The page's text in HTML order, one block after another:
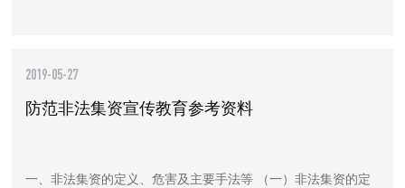
2019-05-27
防范非法集资宣传教育参考资料
一、非法集资的定义、危害及主要手法等 （一）非法集资的定